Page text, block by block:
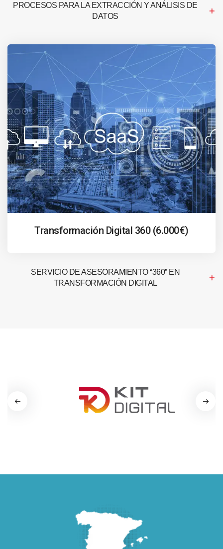
PROCESOS PARA LA EXTRACCIÓN Y ANÁLISIS DE
DATOS
Transformación Digital 360 (6.000€)
SERVICIO DE ASESORAMIENTO “360” EN
TRANSFORMACIÓN DIGITAL